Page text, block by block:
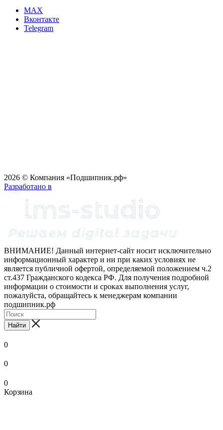
MAX
Вконтакте
Telegram
2026 © Компания «Подшипник.рф»
Разработано в
ВНИМАНИЕ! Данный интернет-сайт носит исключительно
информационный характер и ни при каких условиях не
является публичной офертой, определяемой положением ч.2
ст.437 Гражданского кодекса РФ. Для получения подробной
информации о стоимости и сроках выполнения услуг,
пожалуйста, обращайтесь к менеджерам компании
подшипник.рф
Найти
0
0
0
Корзина